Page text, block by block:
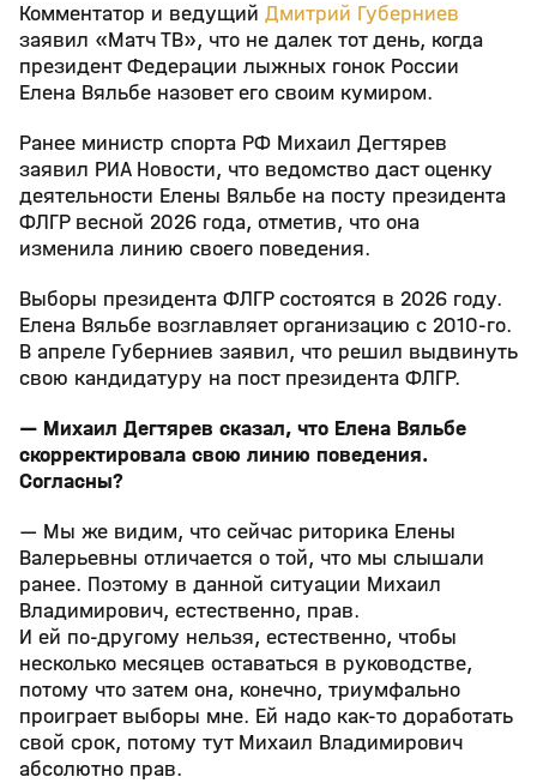
Комментатор и ведущий Дмитрий Губерниев
заявил «Матч ТВ», что не далек тот день, когда
президент Федерации лыжных гонок России
Елена Вяльбе назовет его своим кумиром.
Ранее министр спорта РФ Михаил Дегтярев
заявил РИА Новости, что ведомство даст оценку
деятельности Елены Вяльбе на посту президента
ФЛГР весной 2026 года, отметив, что она
изменила линию своего поведения.
Выборы президента ФЛГР состоятся в 2026 году.
Елена Вяльбе возглавляет организацию с 2010‑го.
В апреле Губерниев заявил, что решил выдвинуть
свою кандидатуру на пост президента ФЛГР.
— Михаил Дегтярев сказал, что Елена Вяльбе
скорректировала свою линию поведения.
Согласны?
— Мы же видим, что сейчас риторика Елены
Валерьевны отличается о той, что мы слышали
ранее. Поэтому в данной ситуации Михаил
Владимирович, естественно, прав.
И ей по‑другому нельзя, естественно, чтобы
несколько месяцев оставаться в руководстве,
потому что затем она, конечно, триумфально
проиграет выборы мне. Ей надо как‑то доработать
свой срок, потому тут Михаил Владимирович
абсолютно прав.